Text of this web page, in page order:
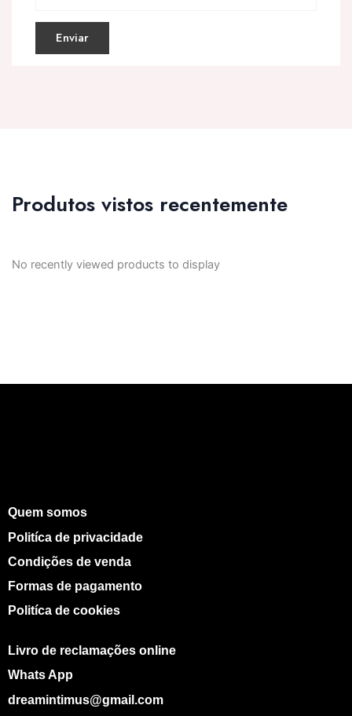
Produtos vistos recentemente
No recently viewed products to display
Quem somos
Politíca de privacidade
Condições de venda
Formas de pagamento
Politíca de cookies
Livro de reclamações online
Whats App
dreamintimus@gmail.com